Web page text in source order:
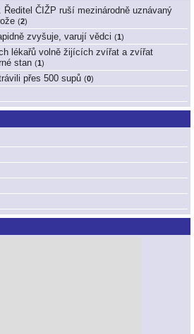
ČIŽP ruší mezinárodně uznávaný
(2)
zvyšuje, varují vědci (1 )
lékařů volně žijících zvířat a zvířat
stan (1 )
přes 500 supů (0)